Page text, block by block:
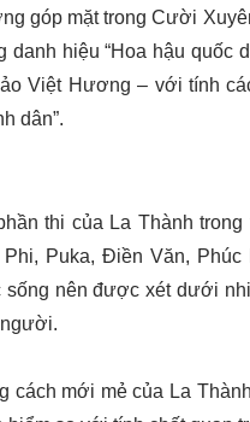
góp mặt trong Cười
hiệu “Hoa hậu quốc
Việt Hương – với tính
dân”.
thi của La Thành
Puka, Điền Văn,
sống nên được xét dưới
cách mới mẻ của La